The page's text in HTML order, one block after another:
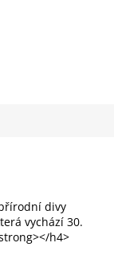
divy
vychází 30.
h4>